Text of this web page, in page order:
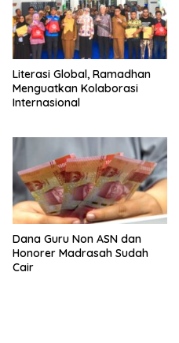
Literasi Global, Ramadhan
Menguatkan Kolaborasi
Internasional
Dana Guru Non ASN dan
Honorer Madrasah Sudah
Cair